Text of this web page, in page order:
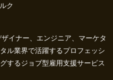
ク
イナー、エンジニア、マーケタ
ル業界で活躍するプロフェッシ
するジョブ型雇用支援サービス